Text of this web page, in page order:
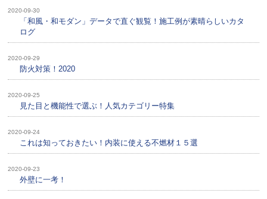
2020-09-30
「和風・和モダン」データで直ぐ観覧！施工例が素晴らしいカタ
ログ
2020-09-29
防火対策！2020
2020-09-25
見た目と機能性で選ぶ！人気カテゴリー特集
2020-09-24
これは知っておきたい！内装に使える不燃材１５選
2020-09-23
外壁に一考！